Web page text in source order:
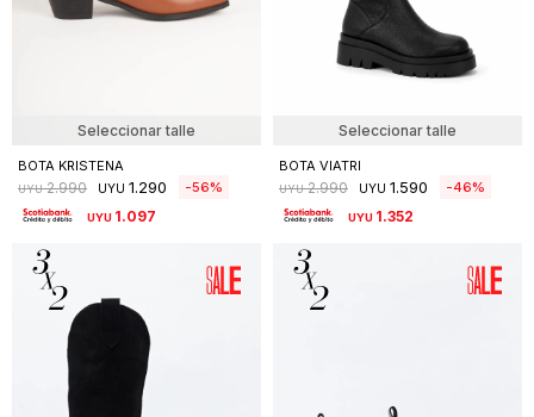
Seleccionar talle
BOTA KRISTENA
UYU 2.990 UYU 1.290 56
UYU 1.097
Seleccionar talle
BOTA VIATRI
UYU 2.990 UYU 1.590 46
UYU 1.352